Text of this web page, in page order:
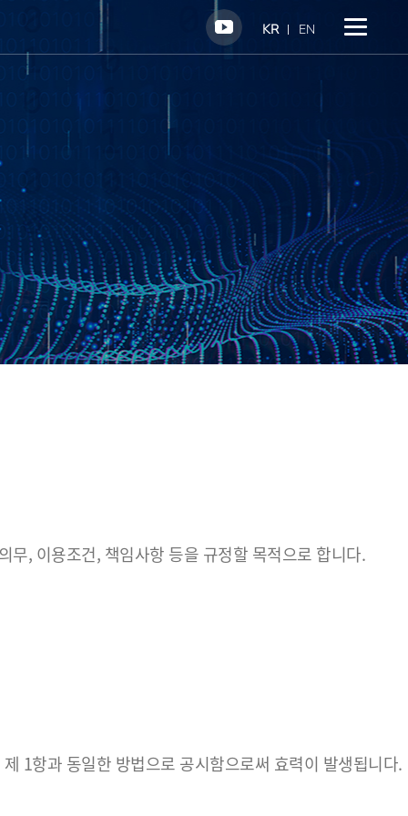
KR EN
, 이용조건, 책임사항 등을 규정할 목적으로 합니다.
1항과 동일한 방법으로 공시함으로써 효력이 발생됩니다.